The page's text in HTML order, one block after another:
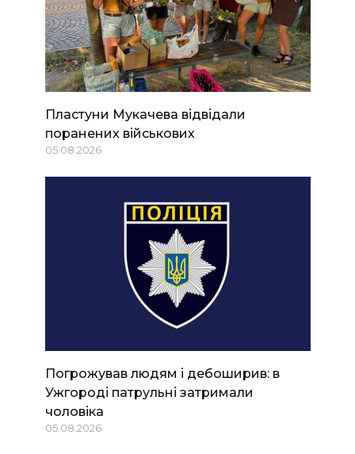
Пластуни Мукачева відвідали
поранених військових
05.08.2026
Погрожував людям і дебоширив: в
Ужгороді патрульні затримали
чоловіка
05.08.2026